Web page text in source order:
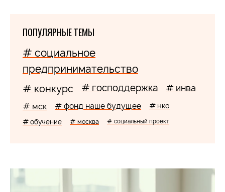
ПОПУЛЯРНЫЕ ТЕМЫ
# социальное
предпринимательство
# конкурс # господдержка # инва
# мск # фонд наше будущее # нко
# обучение # москва # социальный проект